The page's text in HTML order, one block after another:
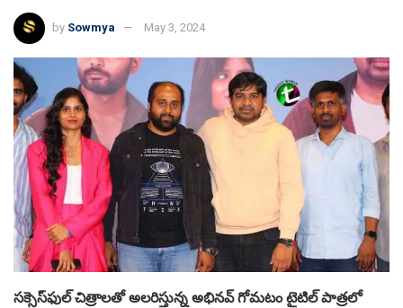
by Sowmya May 3, 2024
సక్సెస్‌ఫుల్ చిత్రాలతో అలరిస్తున్న అభినవ్ గోమటం టైటిల్ పాత్రలో